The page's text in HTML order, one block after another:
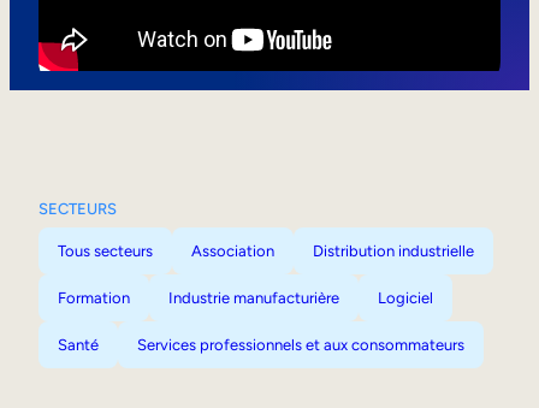
SECTEURS
Tous secteurs Association Distribution industrielle
Formation Industrie manufacturière Logiciel
Santé Services professionnels et aux consommateurs